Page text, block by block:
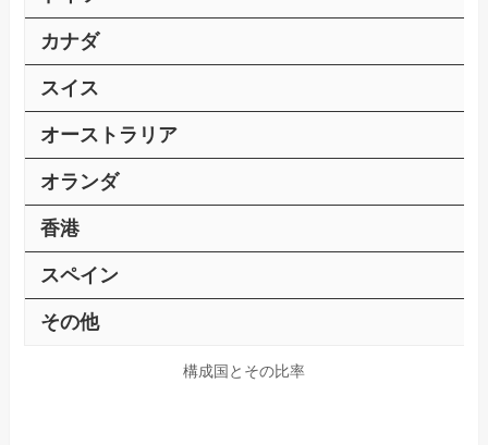
カナダ
スイス
オーストラリア
オランダ
香港
スペイン
その他
構成国とその比率